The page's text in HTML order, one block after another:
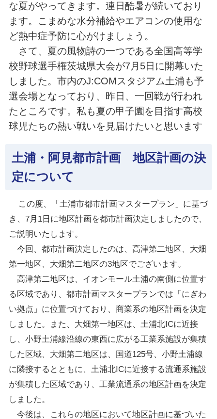
な夏がやってきます。連日酷暑が続いており
ます。こまめな水分補給やエアコンの使用な
ど熱中症予防に心がけましょう。
さて、夏の風物詩の一つである全国高等学
校野球選手権茨城県大会が7月5日に開幕いた
しました。市内のJ:COMスタジアム土浦も予
選会場となっており、昨日、一回戦が行われ
たところです。私も夏の甲子園を目指す高校
球児たちの熱い戦いを見届けたいと思います
土浦・阿見都市計画 地区計画の決
定について
この度、「土浦市都市計画マスタープラン」に基づ
き、7月1日に地区計画を都市計画決定しましたので、
ご説明いたします。
今回、都市計画決定したのは、高津第二地区、大畑
第一地区、大畑第二地区の3地区でございます。
高津第二地区は、イオンモール土浦の南側に位置す
る区域であり、都市計画マスタープランでは「にぎわ
い拠点」に位置づけており、商業系の地区計画を決定
しました。また、大畑第一地区は、土浦北ICに近接
し、小野土浦線沿線の東西に広がる工業系施設が集積
した区域、大畑第二地区は、国道125号、小野土浦線
に隣接するとともに、土浦北ICに近接する流通系施設
が集積した区域であり、工業流通系の地区計画を決定
しました。
今後は、これらの地区において地区計画に基づいた